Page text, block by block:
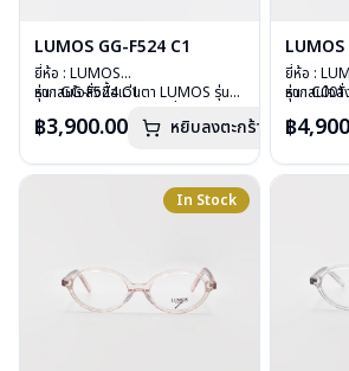
LUMOS GG-F524 C1
ยี่ห้อ : LUMOS
รุ่น : GG-F524 C1
เลนส์ : Demo Lens
น้ำหนัก : 29 กรัม
อุปกรณ์ : กล่องแว่น , ผ้าเช็ดแว่น
หากสนใจสั่งชื้อแว่นตา LUMOS รุ่น
กรุณาติดต่อเราคลิก
฿3,900.00 หยิบลงตะกร้า
ยี่ห้อ :
รุ่น : C001
เลนส์ :
น้ำหนัก :
อุปกรณ์ :
หากสนใจ
กรุณาติดต่
฿
In Stock